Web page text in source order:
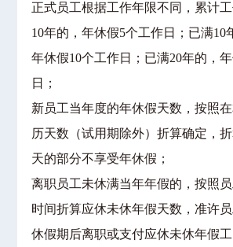
正式员工根据工作年限不同，累计
10年的，年休假5个工作日；已满10
年休假10个工作日；已满20年的，
日；
新员工当年度的年休假天数，按照
历天数（试用期除外）折算确定，
天的部分不享受年休假；
离职员工未休满当年年假的，按照
时间折算应休未休年假天数，准许
休假期后离职或支付应休未休年假